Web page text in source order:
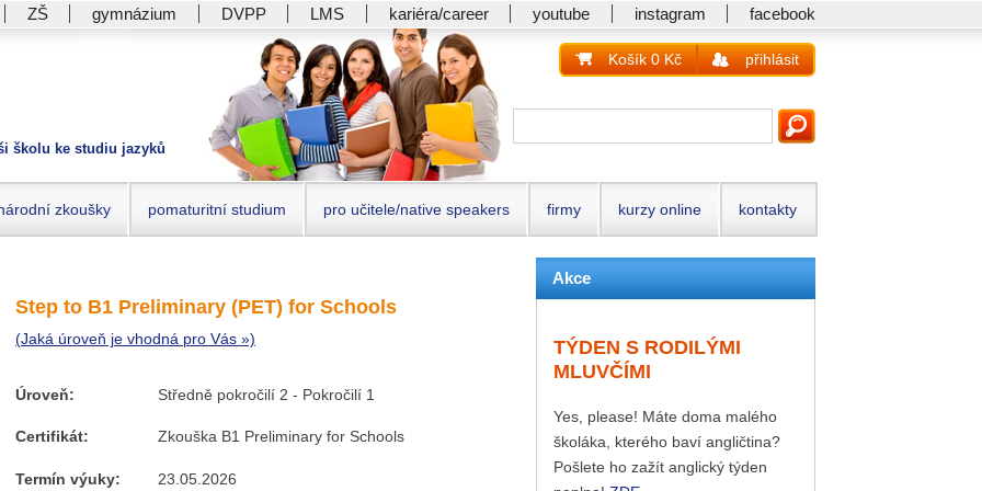
ZŠ gymnázium DVPP LMS kariéra/career youtube instagram facebook
školu ke studiu jazyků
Košík 0 Kč přihlásit
zkoušky pomaturitní studium pro učitele/native speakers firmy kurzy online kontakty
Step to B1 Preliminary (PET) for Schools
(Jaká úroveň je vhodná pro Vás »)
Úroveň: Středně pokročilí 2 - Pokročilí 1
Certifikát: Zkouška B1 Preliminary for Schools
Termín výuky: 23.05.2026
Akce
TÝDEN S RODILÝMI
MLUVČÍMI
Yes, please! Máte doma malého
školáka, kterého baví angličtina?
Pošlete ho zažít anglický týden